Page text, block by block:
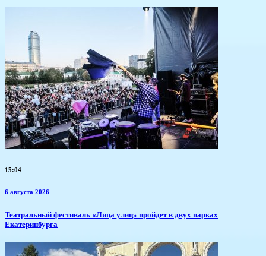
15:04
6 августа 2026
​Театральный фестиваль «Лица улиц» пройдет в двух парках
Екатеринбурга